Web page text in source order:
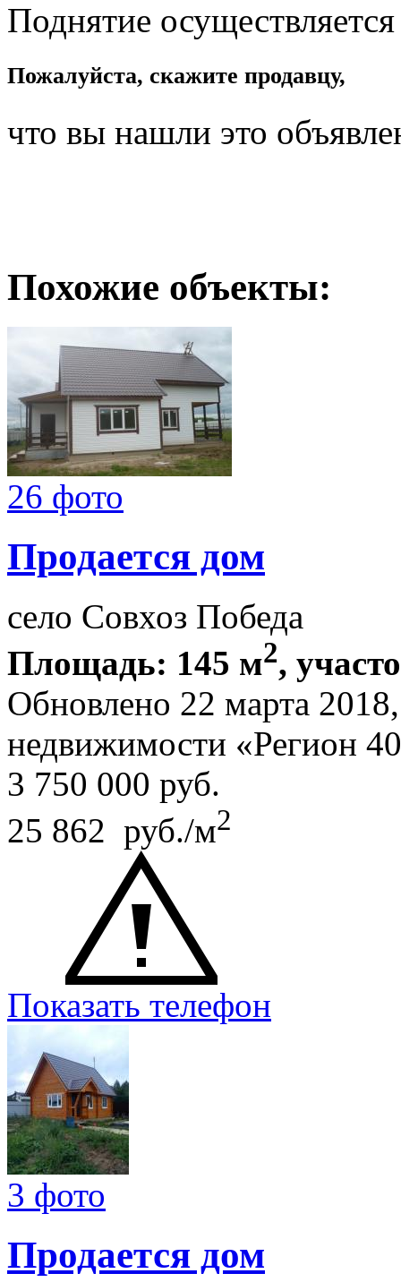
Поднятие
Пожалуйста, скажите продавцу,
что вы нашли это
Похожие объекты:
26 фото
Продается дом
село Совхоз Победа
Площадь: 145 м2,
Обновлено 22 марта
недвижимости «Регион
3 750 000 руб.
25 862 руб./м2
Показать телефон
3 фото
Продается дом